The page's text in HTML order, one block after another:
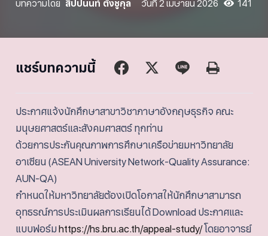
บทความโดย สิปปนนท์ ตั้งชูกุล วันที่ 2 เมษายน 2026 141
แชร์บทความนี้
ประกาศแจ้งนักศึกษาสาขาวิชาภาษาอังกฤษธุรกิจ คณะ
มนุษยศาสตร์และสังคมศาสตร์ ทุกท่าน
ด้วยการประกันคุณภาพการศึกษาเครือข่ายมหาวิทยาลัย
อาเซียน (ASEAN University Network-Quality Assurance:
AUN-QA)
กำหนดให้มหาวิทยาลัยต้องเปิดโอกาสให้นักศึกษาสามารถ
อุทธรณ์การประเมินผลการเรียนได้ Download ประกาศและ
แบบฟอร์มhttps://hs.bru.ac.th/appeal-study/โดยอาจารย์